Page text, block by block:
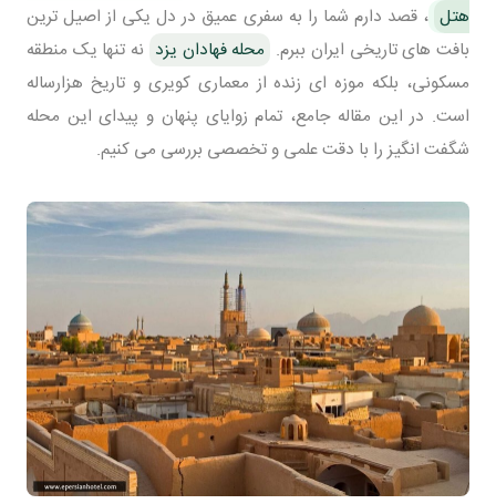
هتل ، قصد دارم شما را به سفری عمیق در دل یکی از اصیل ترین
بافت های تاریخی ایران ببرم. محله فهادان یزد نه تنها یک منطقه
مسکونی، بلکه موزه ای زنده از معماری کویری و تاریخ هزارساله
است. در این مقاله جامع، تمام زوایای پنهان و پیدای این محله
شگفت انگیز را با دقت علمی و تخصصی بررسی می کنیم.